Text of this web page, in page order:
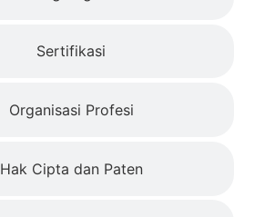
Sertifikasi
Organisasi Profesi
Hak Cipta dan Paten